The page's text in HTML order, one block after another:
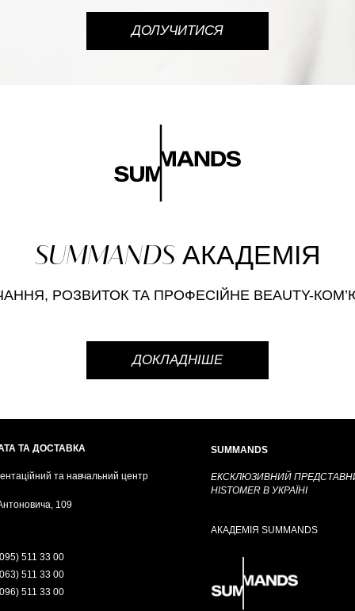
ДОЛУЧИТИСЯ
SUMMANDSАКАДЕМІЯ
РОЗВИТОК ТА ПРОФЕСІЙНЕ BEAUTY-
ДОКЛАДНІШЕ
ТА ДОСТАВКА
та навчальний центр
109
511 33 00
511 33 00
511 33 00
SUMMANDS
ЕКСКЛЮЗИВНИЙ
HISTOMER В УКРАЇНІ
АКАДЕМІЯ SUMMANDS